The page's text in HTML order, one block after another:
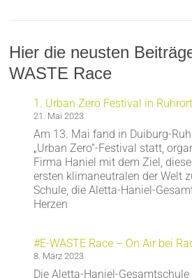
Hier die neusten
WASTE Race
1. Urban Zero Festival in
21. Mai 2023
Am 13. Mai fand in Duiburg-
„Urban Zero“-Festival statt,
Firma Haniel mit dem Ziel,
ersten klimaneutralen der Welt
Schule, die Aletta-Haniel-
Herzen
#E-WASTE Race – On Air bei
8. März 2023
Die Aletta-Haniel-